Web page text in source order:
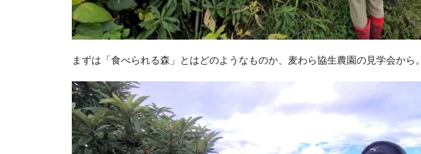
まずは「食べられる森」とはどのようなものか、麦わら協生農園の見学会から。